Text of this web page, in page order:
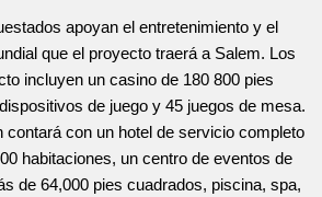
apoyan el entretenimiento y el
que el proyecto traerá a Salem. Los
incluyen un casino de 180 800 pies
de juego y 45 juegos de mesa.
contará con un hotel de servicio completo
habitaciones, un centro de eventos de
de 64,000 pies cuadrados, piscina, spa,